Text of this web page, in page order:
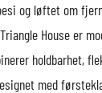
og løftet om
Triangle House er
holdbarhet,
med